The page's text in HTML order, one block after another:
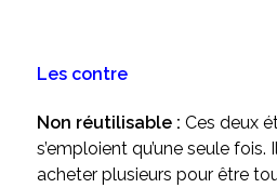
Les contre
Non réutilisable : Ces deux
s’emploient qu’une seule
acheter plusieurs pour être